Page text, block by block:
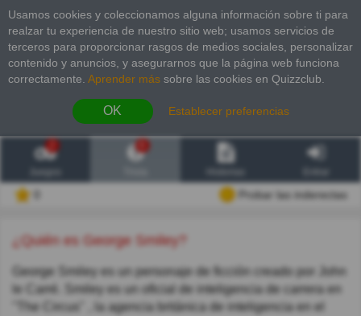
Usamos cookies y coleccionamos alguna información sobre ti para
realzar tu experiencia de nuestro sitio web; usamos servicios de
terceros para proporcionar rasgos de medios sociales, personalizar
contenido y anuncios, y asegurarnos que la página web funciona
correctamente. Aprender más sobre las cookies en Quizzclub.
OK Establecer preferencias
2
Probar las inderectas
¿Quién es George Smiley?
George Smiley es un personaje de ficción creado por John
le Carré. Smiley es un oficial de inteligencia de carrera en
"The Circus" , la agencia británica de inteligencia en el